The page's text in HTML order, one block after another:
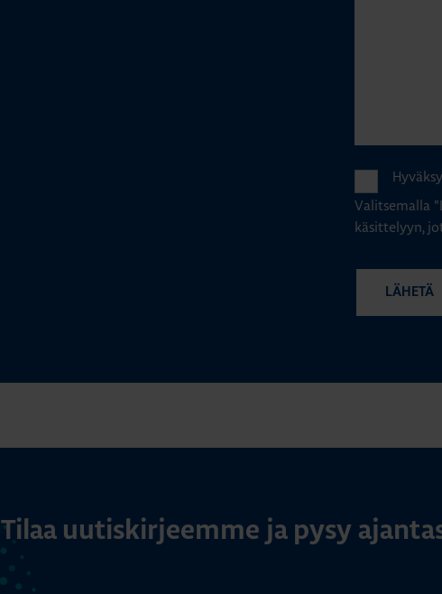
Valitsemalla
käsittelyyn,
Tilaa uutiskirjeemme ja pysy